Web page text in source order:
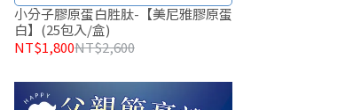
小分子膠原蛋白胜肽-【美尼雅膠原蛋
白】(25包入/盒)
NT$1,800NT$2,600